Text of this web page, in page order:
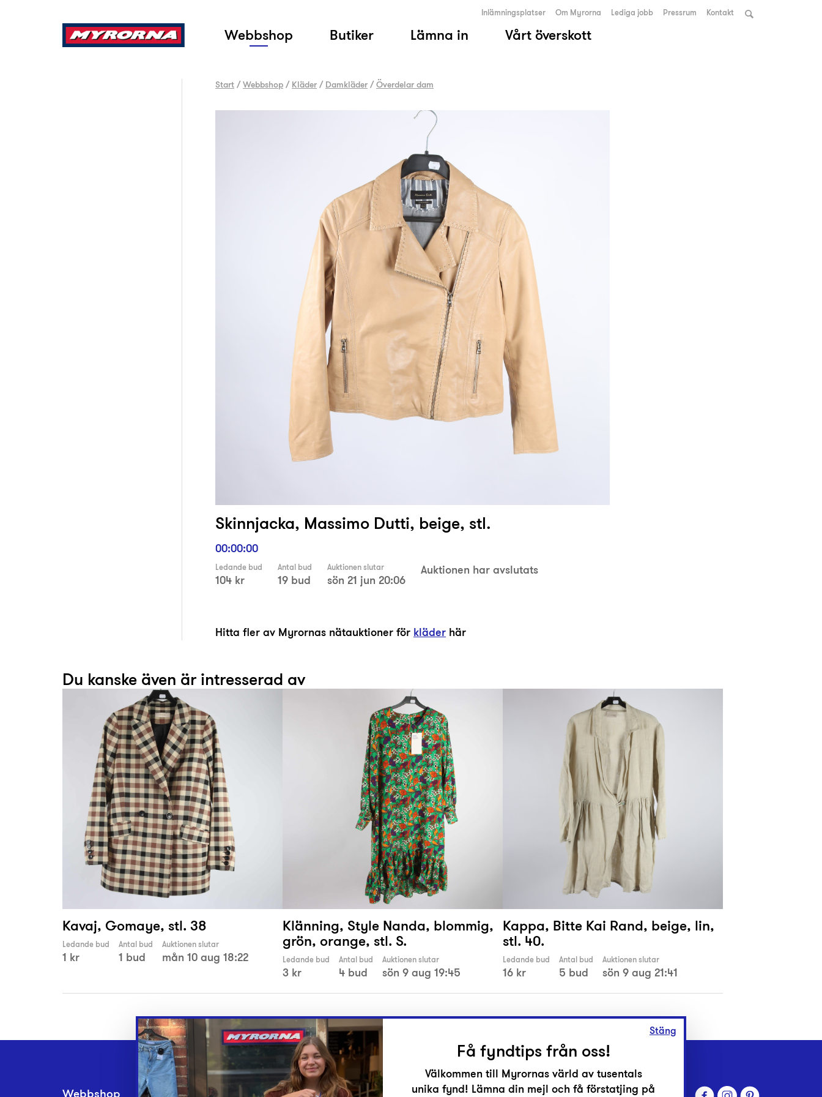
Webbshop Butiker Lämna in Vårt överskott
Inlämningsplatser Om Myrorna Lediga jobb Pressrum Kontakt
Start /Webbshop / Kläder / Damkläder /Överdelar dam
Skinnjacka, Massimo Dutti, beige, stl.
00:00:00
Ledande bud
104 kr
Antal bud
19 bud
Auktionen slutar
sön 21 jun 20:06
Auktionen har avslutats
Hitta fler av Myrornas nätauktioner för kläder här
Du kanske även är intresserad av
Kavaj, Gomaye, stl. 38
Ledande bud
1 kr
Antal bud
1 bud
Auktionen slutar
mån 10 aug 18:22
Klänning, Style Nanda, blommig,
grön, orange, stl. S.
Ledande bud
3 kr
Antal bud
4 bud
Auktionen slutar
sön 9 aug 19:45
Kappa, Bitte Kai Rand, beige, lin,
stl. 40.
Ledande bud
16 kr
Antal bud
5 bud
Auktionen slutar
sön 9 aug 21:41
Stäng
Få fyndtips från oss!
Välkommen till Myrornas värld av tusentals
unika fynd! Lämna din mejl och få förstatjing på